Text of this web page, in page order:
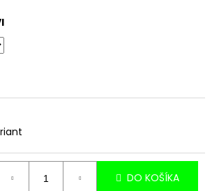
DO KOŠÍKA